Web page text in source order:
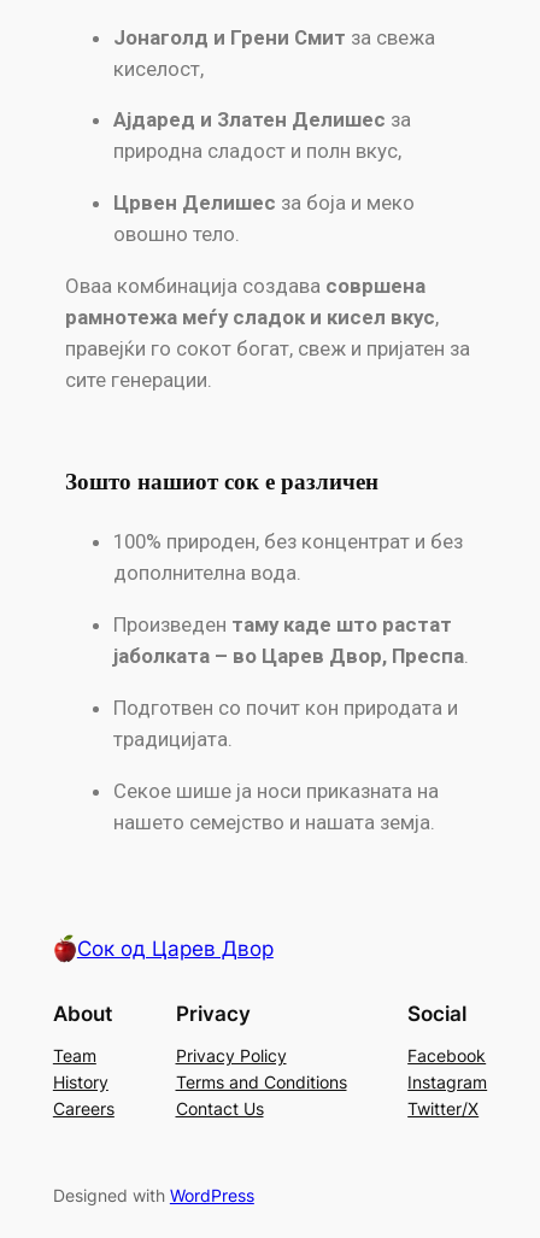
Јонаголд и Грени Смит за свежа
киселост,
Ајдаред и Златен Делишес за
природна сладост и полн вкус,
Црвен Делишес за боја и меко
овошно тело.
Оваа комбинација создава совршена
рамнотежа меѓу сладок и кисел вкус,
правејќи го сокот богат, свеж и пријатен за
сите генерации.
Зошто нашиот сок е различен
100% природен, без концентрат и без
дополнителна вода.
Произведен таму каде што растат
јаболката – во Царев Двор, Преспа.
Подготвен со почит кон природата и
традицијата.
Секое шише ја носи приказната на
нашето семејство и нашата земја.
Сок од Царев Двор
About
Team
History
Careers
Privacy
Privacy Policy
Terms and Conditions
Contact Us
Social
Facebook
Instagram
Twitter/X
Designed with WordPress